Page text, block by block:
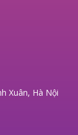
Xuân, Hà Nội